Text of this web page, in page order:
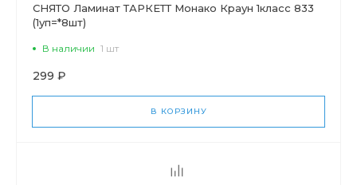
СНЯТО Ламинат ТАРКЕТТ Монако Краун 1класс 833
(1уп=*8шт)
В наличии 1 шт
299 ₽
В КОРЗИНУ